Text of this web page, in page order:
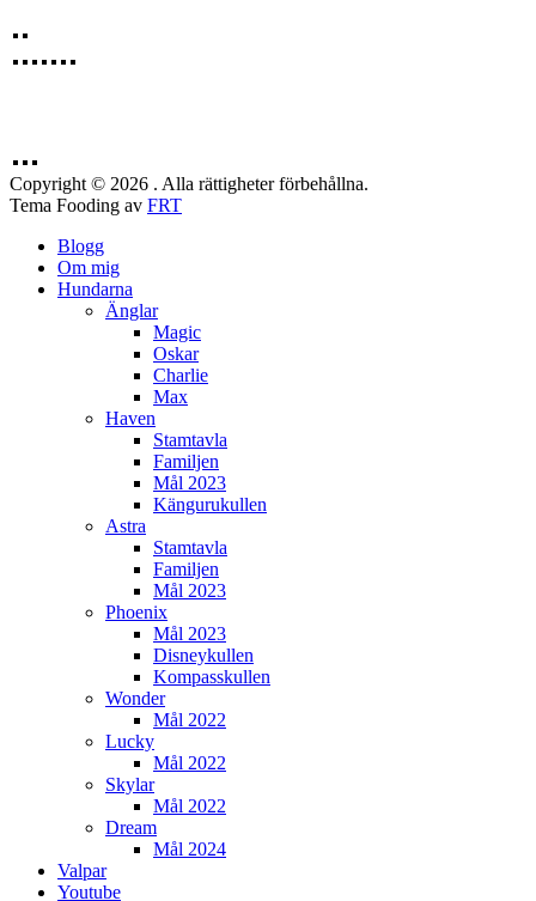
Copyright © 2026 . Alla rättigheter förbehållna.
Tema Fooding av FRT
Blogg
Om mig
Hundarna
Änglar
Magic
Oskar
Charlie
Max
Haven
Stamtavla
Familjen
Mål 2023
Kängurukullen
Astra
Stamtavla
Familjen
Mål 2023
Phoenix
Mål 2023
Disneykullen
Kompasskullen
Wonder
Mål 2022
Lucky
Mål 2022
Skylar
Mål 2022
Dream
Mål 2024
Valpar
Youtube